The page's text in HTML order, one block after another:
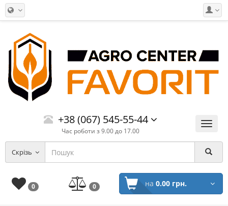
Меню
+38 (067) 545-55-44
Час роботи з 9.00 до 17.00
Скрізь
0 0 на 0.00 грн.